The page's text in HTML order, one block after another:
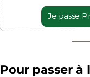
Je passe
Pour passer à